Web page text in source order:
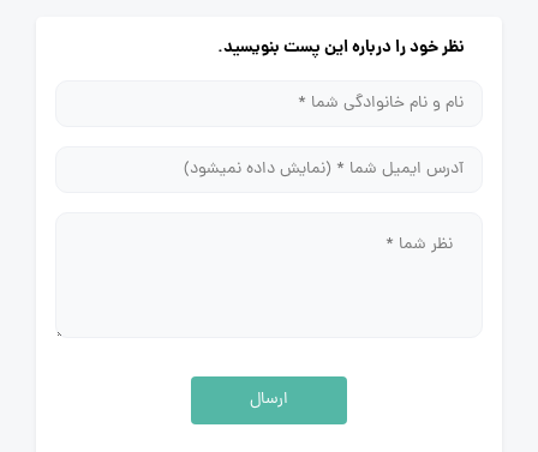
نظر خود را درباره این پست بنویسید.
ارسال